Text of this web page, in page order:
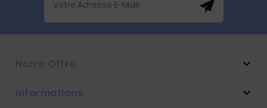
Notre Offre 
Informations 